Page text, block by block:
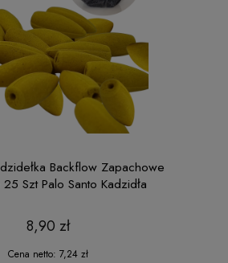
Backflow Zapachowe
Szt Palo Santo Kadzidła
8,90 zł
Cena netto: 7,24 zł